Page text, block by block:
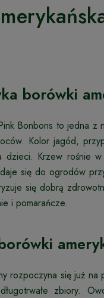
borówki
Bonbons to jedna z
Kolor jagód,
dzieci. Krzew rośnie
się do ogrodów
się dobrą
i pomarańcze.
rozpoczyna się już
zbiory.